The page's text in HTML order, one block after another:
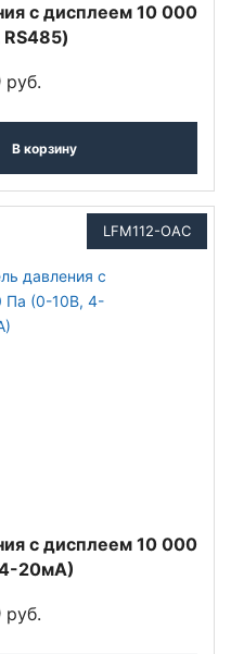
с дисплеем 10 000
руб.
В корзину
LFM112-OAC
с дисплеем 10 000
20мА)
руб.